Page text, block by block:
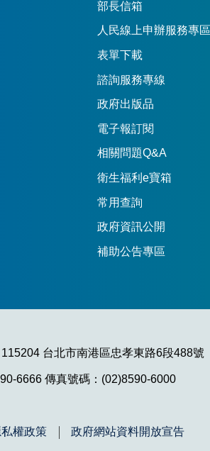
部長信箱
人民線上申辦服務專區
表單下載
諮詢服務專線
政府出版品
電子報訂閱
相關問題Q&A
衛生福利e寶箱
常用查詢
政府資訊公開
補助公告專區
台北市南港區忠孝東路6段488號
6666 傳真號碼：(02)8590-6000
私權政策 政府網站資料開放宣告